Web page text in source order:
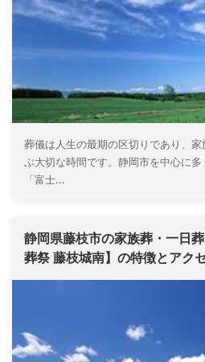
葬儀は人生の最期の区切りであり、
ぶ大切な時間です。静岡市を中心に
「富士...
静岡県藤枝市の家族葬・一日
葬祭 藤枝城南】の特徴とアク